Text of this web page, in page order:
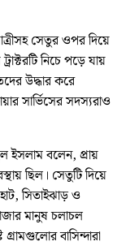
সেতুর ওপর দিয়ে
নিচে পড়ে যায়
উদ্ধার করে
সার্ভিসের সদস্যরাও
ইসলাম বলেন, প্রায়
ছিল। সেতুটি দিয়ে
সিতাইঝাড় ও
মানুষ চলাচল
বাসিন্দারা